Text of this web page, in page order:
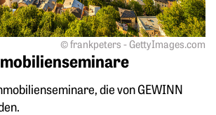
© frankpeters - GettyImages.com
die von GEWINN